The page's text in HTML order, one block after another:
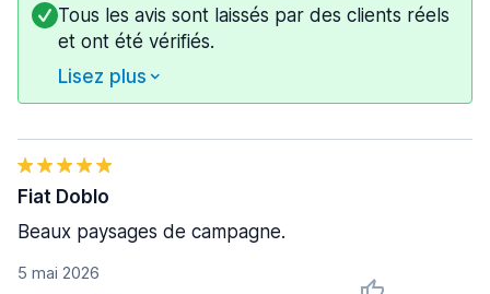
Tous les avis sont laissés par des clients réels
et ont été vérifiés.
Lisez plus
5 mai 2026
Fiat Doblo
Beaux paysages de campagne.